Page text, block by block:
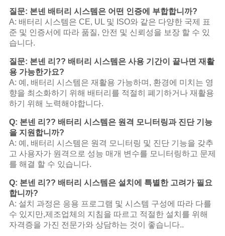
질문: 본넨 배터리 시스템은 어떤 인증에 부합합니까?
A: 배터리 시스템은 CE, UL 및 ISO와 같은 다양한 국제 표
준 및 인증서에 따라 품질, 안전 및 신뢰성을 보장 할 수 있
습니다.
질문: 본넨 리?? 배터리 시스템은 사용 기간이 끝나면 재활
용 가능한가요?
A: 예, 배터리 시스템은 재활용 가능하며, 환경에 미치는 영
향을 최소화하기 위해 배터리를 적절히 폐기하거나 재활용
하기 위해 노력해야합니다.
Q: 본넨 리?? 배터리 시스템은 원격 모니터링과 진단 기능
을 지원합니까?
A: 예, 배터리 시스템은 원격 모니터링 및 진단 기능을 갖추
고 사용자가 원격으로 성능 매개 변수를 모니터링하고 문제
를 해결 할 수 있습니다.
Q: 본넨 리?? 배터리 시스템은 설치에 특별한 고려가 필요
합니까?
A: 설치 과정은 응용 프로그램 및 시스템 구성에 따라 다를
수 있지만,제조업체의 지침을 따르고 적절한 설치를 위해
자격증을 가진 전문가와 상담하는 것이 좋습니다..